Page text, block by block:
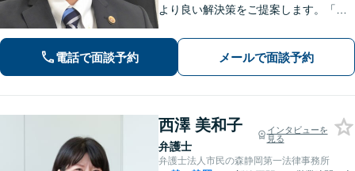
より良い解決策をご提案します。「お
るよう、丁寧に説明して対応します
【焼津駅2分】【法テラス利用可能】
電話で面談予約 メールで面談予約
西澤 美和子
弁護士
インタビューを
見る
弁護士法人市民の森静岡第一法律事務所